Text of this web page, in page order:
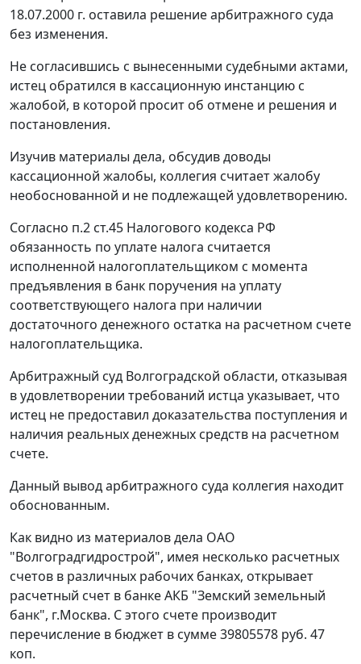
18.07.2000 г. оставила решение арбитражного суда
без изменения.
Не согласившись с вынесенными судебными актами,
истец обратился в кассационную инстанцию с
жалобой, в которой просит об отмене и решения и
постановления.
Изучив материалы дела, обсудив доводы
кассационной жалобы, коллегия считает жалобу
необоснованной и не подлежащей удовлетворению.
Согласно п.2 ст.45 Налогового кодекса РФ
обязанность по уплате налога считается
исполненной налогоплательщиком с момента
предъявления в банк поручения на уплату
соответствующего налога при наличии
достаточного денежного остатка на расчетном счете
налогоплательщика.
Арбитражный суд Волгоградской области, отказывая
в удовлетворении требований истца указывает, что
истец не предоставил доказательства поступления и
наличия реальных денежных средств на расчетном
счете.
Данный вывод арбитражного суда коллегия находит
обоснованным.
Как видно из материалов дела ОАО
"Волгоградгидрострой", имея несколько расчетных
счетов в различных рабочих банках, открывает
расчетный счет в банке АКБ "Земский земельный
банк", г.Москва. С этого счете производит
перечисление в бюджет в сумме 39805578 руб. 47
коп.